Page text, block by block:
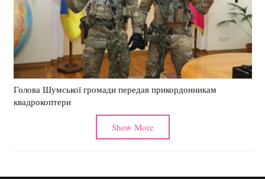
Голова Шумської громади передав прикордонникам
квадрокоптери
Show More